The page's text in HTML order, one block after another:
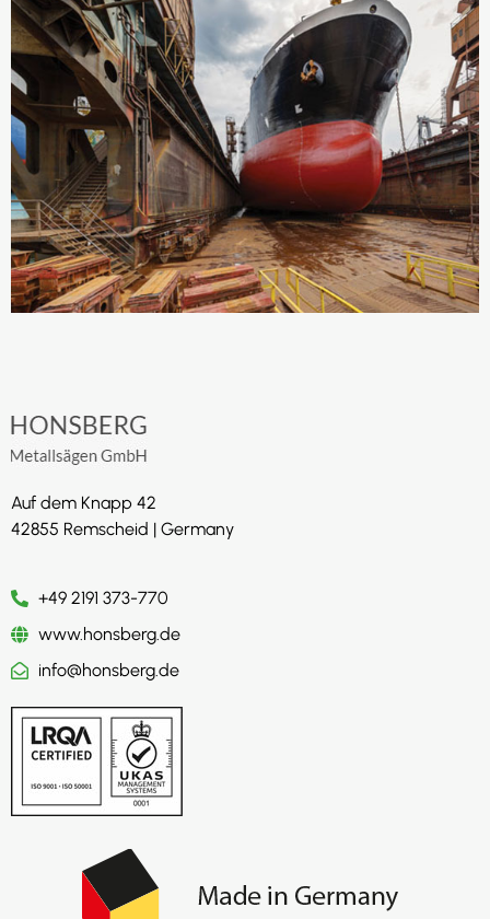
Auf dem Knapp 42
42855 Remscheid | Germany
+49 2191 373-770
www.honsberg.de
info@honsberg.de